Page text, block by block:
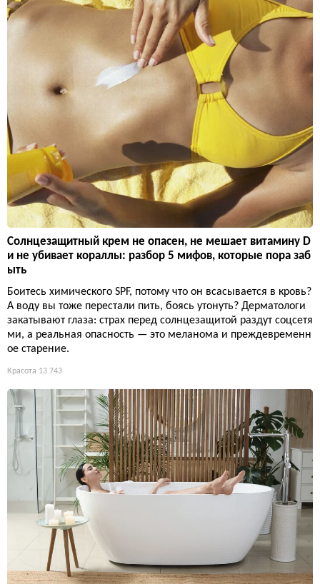
Солнцезащитный крем не опасен, не мешает витамину D
и не убивает кораллы: разбор 5 мифов, которые пора заб
ыть
Боитесь химического SPF, потому что он всасывается в кровь?
А воду вы тоже перестали пить, боясь утонуть? Дерматологи
закатывают глаза: страх перед солнцезащитой раздут соцсетя
ми, а реальная опасность — это меланома и преждевременн
ое старение.
Красота 13 743